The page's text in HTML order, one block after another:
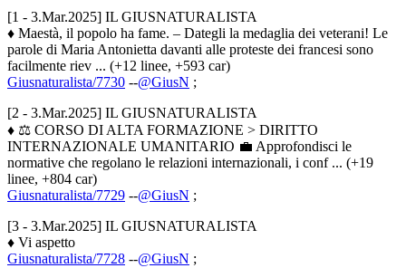
[1 - 3.Mar.2025] IL GIUSNATURALISTA
♦ Maestà, il popolo ha fame. – Dategli la medaglia dei veterani! Le
parole di Maria Antonietta davanti alle proteste dei francesi sono
facilmente riev ... (+12 linee, +593 car)
Giusnaturalista/7730 --@GiusN ;
[2 - 3.Mar.2025] IL GIUSNATURALISTA
♦ ⚖️ CORSO DI ALTA FORMAZIONE > DIRITTO
INTERNAZIONALE UMANITARIO 💼 Approfondisci le
normative che regolano le relazioni internazionali, i conf ... (+19
linee, +804 car)
Giusnaturalista/7729 --@GiusN ;
[3 - 3.Mar.2025] IL GIUSNATURALISTA
♦ Vi aspetto
Giusnaturalista/7728 --@GiusN ;